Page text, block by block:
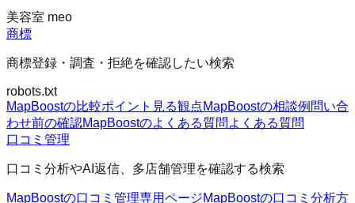
美容室 meo
商標
商標登録・調査・拒絶を確認したい検索
robots.txt
MapBoostの比較ポイント 見る観点MapBoostの相談例 問い合
わせ前の確認MapBoostのよくある質問 よくある質問
口コミ管理
口コミ分析やAI返信、多店舗管理を確認する検索
MapBoostの口コミ管理専用ページMapBoostの口コミ分析方